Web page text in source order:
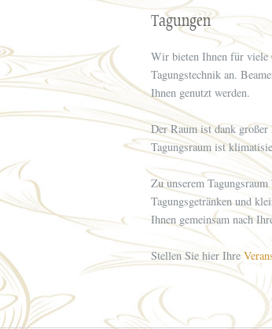
Tagungen
Wir bieten Ihnen für viele
Tagungstechnik an.
Ihnen genutzt werden.
Der Raum ist dank
Tagungsraum ist
Zu unserem
Tagungsgetränken und
Ihnen gemeinsam nach
Stellen Sie hier Ihre